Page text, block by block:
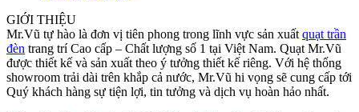
GIỚI THIỆU
Mr.Vũ tự hào là đơn vị tiên phong trong lĩnh vực sản xuất quạt trần
đèn trang trí Cao cấp – Chất lượng số 1 tại Việt Nam. Quạt Mr.Vũ
được thiết kế và sản xuất theo ý tưởng thiết kế riêng. Với hệ thống
showroom trải dài trên khắp cả nước, Mr.Vũ hi vọng sẽ cung cấp tới
Quý khách hàng sự tiện lợi, tin tưởng và dịch vụ hoàn hảo nhất.